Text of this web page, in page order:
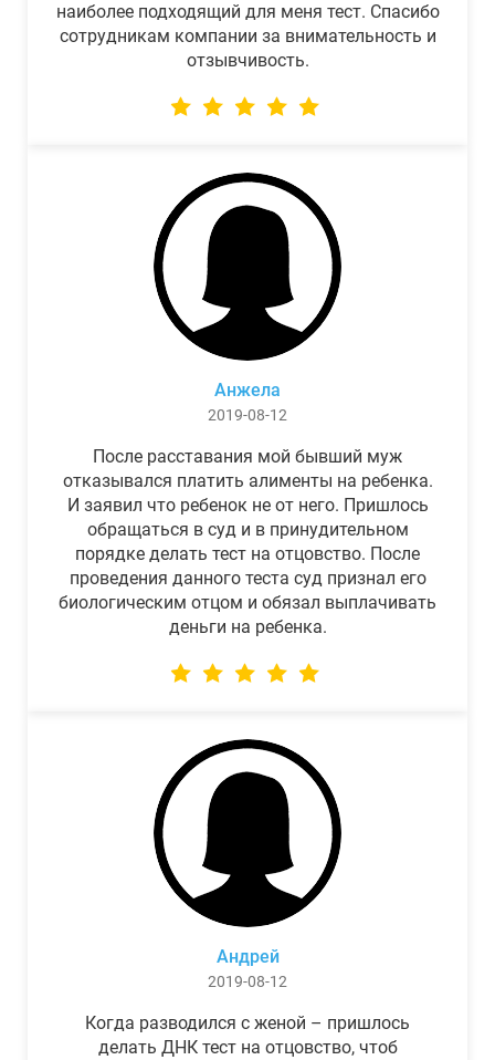
наиболее подходящий для меня тест. Спасибо
сотрудникам компании за внимательность и
отзывчивость.
Анжела
2019-08-12
После расставания мой бывший муж
отказывался платить алименты на ребенка.
И заявил что ребенок не от него. Пришлось
обращаться в суд и в принудительном
порядке делать тест на отцовство. После
проведения данного теста суд признал его
биологическим отцом и обязал выплачивать
деньги на ребенка.
Андрей
2019-08-12
Когда разводился с женой – пришлось
делать ДНК тест на отцовство, чтоб